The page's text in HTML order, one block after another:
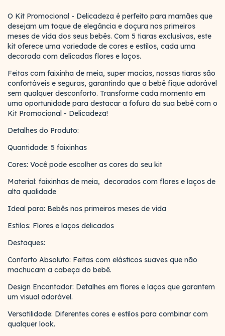
O Kit Promocional - Delicadeza é perfeito para mamães que
desejam um toque de elegância e doçura nos primeiros
meses de vida dos seus bebês. Com 5 tiaras exclusivas, este
kit oferece uma variedade de cores e estilos, cada uma
decorada com delicadas flores e laços.
Feitas com faixinha de meia, super macias, nossas tiaras são
confortáveis e seguras, garantindo que a bebê fique adorável
sem qualquer desconforto. Transforme cada momento em
uma oportunidade para destacar a fofura da sua bebê com o
Kit Promocional - Delicadeza!
Detalhes do Produto:
Quantidade: 5 faixinhas
Cores: Você pode escolher as cores do seu kit
Material: faixinhas de meia, decorados com flores e laços de
alta qualidade
Ideal para: Bebês nos primeiros meses de vida
Estilos: Flores e laços delicados
Destaques:
Conforto Absoluto: Feitas com elásticos suaves que não
machucam a cabeça do bebê.
Design Encantador: Detalhes em flores e laços que garantem
um visual adorável.
Versatilidade: Diferentes cores e estilos para combinar com
qualquer look.